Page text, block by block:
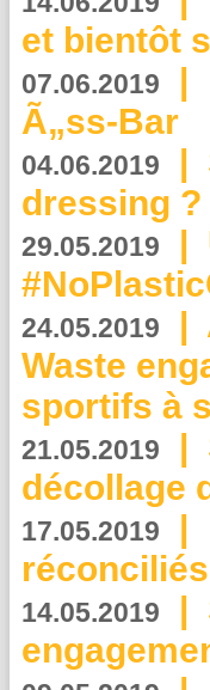
et bientôt
07.06.2019 |
Ã„ss-Bar
04.06.2019 |
dressing ?
29.05.2019 |
24.05.2019 |
Waste
sportifs à
21.05.2019 |
décollage
17.05.2019 |
14.05.2019 |